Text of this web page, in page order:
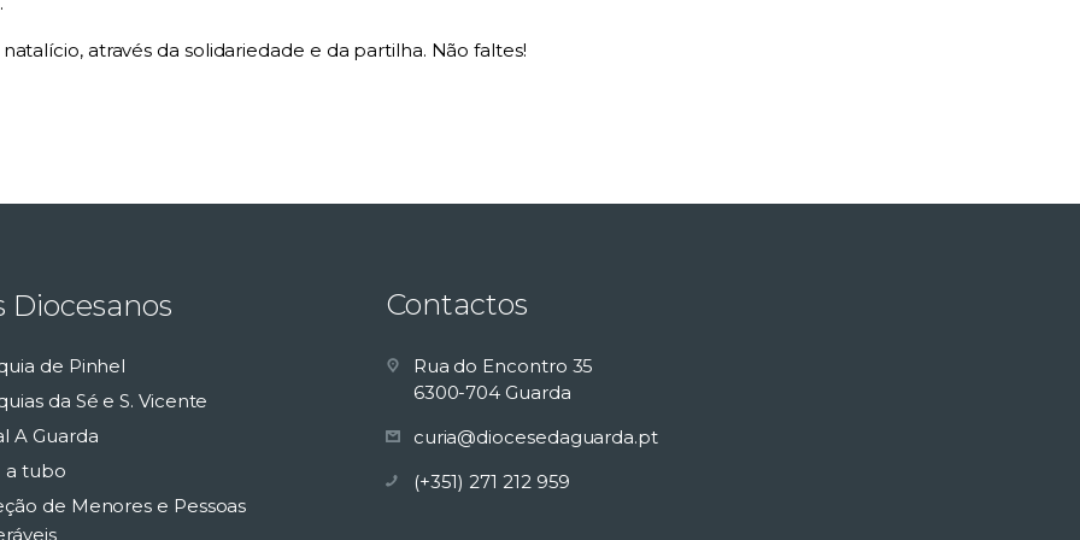
através da solidariedade e da partilha. Não faltes!
Diocesanos
de Pinhel
da Sé e S. Vicente
A Guarda
a tubo
de Menores e Pessoas
Contactos
Rua do Encontro 35
6300-704 Guarda
curia@diocesedaguarda.pt
(+351) 271 212 959